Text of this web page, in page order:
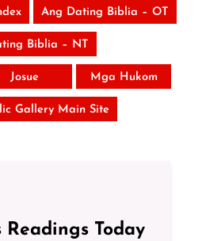
Ang Dating Biblia – OT
Biblia – NT
Josue Mga Hukom
Gallery Main Site
Readings Today